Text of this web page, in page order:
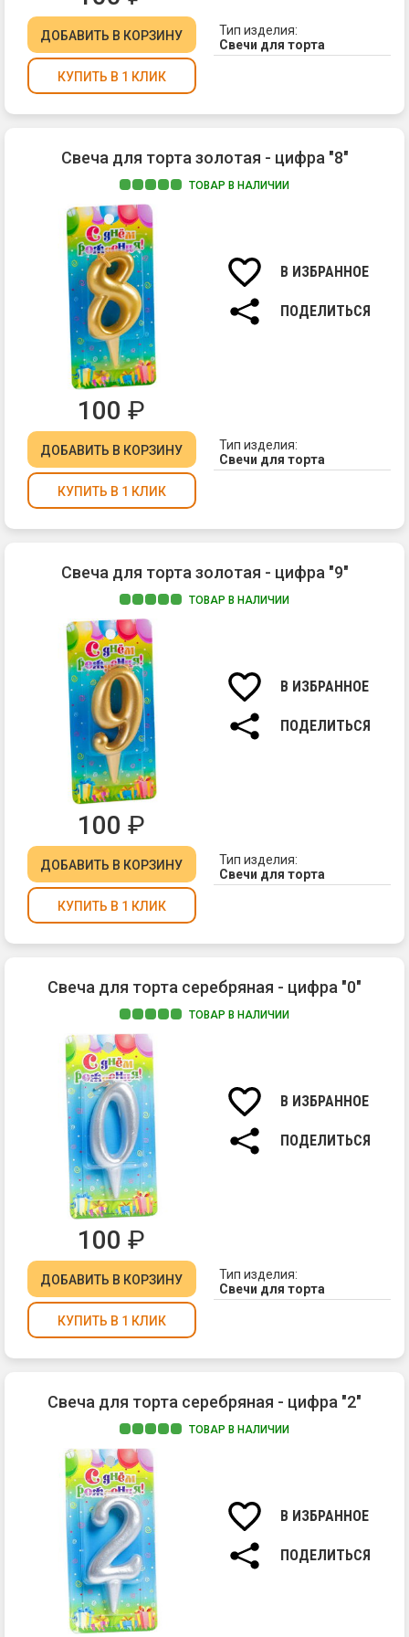
ДОБАВИТЬ В КОРЗИНУ
КУПИТЬ В 1 КЛИК
Тип изделия:
Свечи для торта
Свеча для торта золотая - цифра "8"
ТОВАР В НАЛИЧИИ
В ИЗБРАННОЕ
ПОДЕЛИТЬСЯ
100 ₽
ДОБАВИТЬ В КОРЗИНУ
КУПИТЬ В 1 КЛИК
Тип изделия:
Свечи для торта
Свеча для торта золотая - цифра "9"
ТОВАР В НАЛИЧИИ
В ИЗБРАННОЕ
ПОДЕЛИТЬСЯ
100 ₽
ДОБАВИТЬ В КОРЗИНУ
КУПИТЬ В 1 КЛИК
Тип изделия:
Свечи для торта
Свеча для торта серебряная - цифра "0"
ТОВАР В НАЛИЧИИ
В ИЗБРАННОЕ
ПОДЕЛИТЬСЯ
100 ₽
ДОБАВИТЬ В КОРЗИНУ
КУПИТЬ В 1 КЛИК
Тип изделия:
Свечи для торта
Свеча для торта серебряная - цифра "2"
ТОВАР В НАЛИЧИИ
В ИЗБРАННОЕ
ПОДЕЛИТЬСЯ